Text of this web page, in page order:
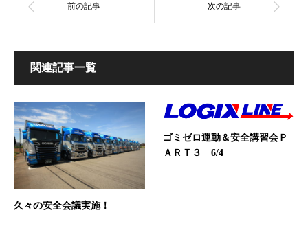
関連記事一覧
久々の安全会議実施！
ゴミゼロ運動＆安全講習会Ｐ
ＡＲＴ３ 6/4